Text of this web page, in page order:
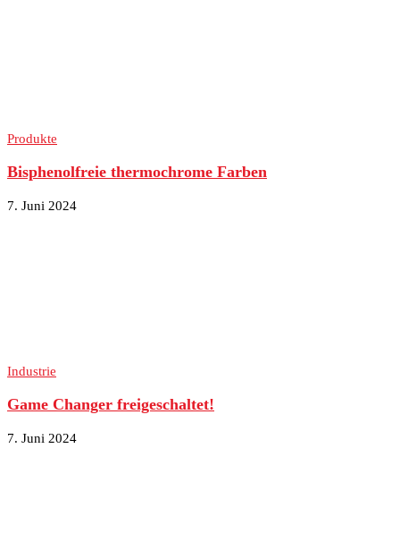
Produkte
Bisphenolfreie thermochrome Farben
7. Juni 2024
Industrie
Game Changer freigeschaltet!
7. Juni 2024